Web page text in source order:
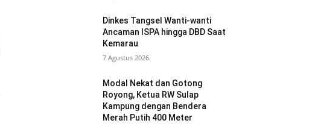
Dinkes Tangsel Wanti-wanti
Ancaman ISPA hingga DBD Saat
Kemarau
7 Agustus 2026
Modal Nekat dan Gotong
Royong, Ketua RW Sulap
Kampung dengan Bendera
Merah Putih 400 Meter